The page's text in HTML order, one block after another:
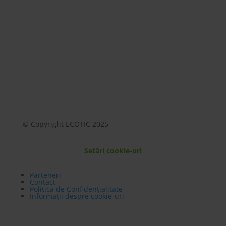
© Copyright ECOTIC 2025
Setări cookie-uri
Parteneri
Contact
Politica de Confidențialitate
Informații despre cookie-uri